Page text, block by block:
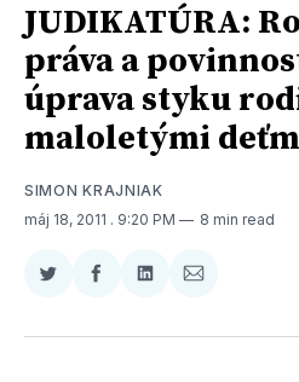
JUDIKATÚRA:
práva a
úprava styku
maloletými
SIMON KRAJNIAK
máj 18, 2011 . 9:20 PM 8 min read
Zdieľať
Twitter
Zdieľať
Facebooku
Zdieľať
LinkedIne
Zdieľať
E-